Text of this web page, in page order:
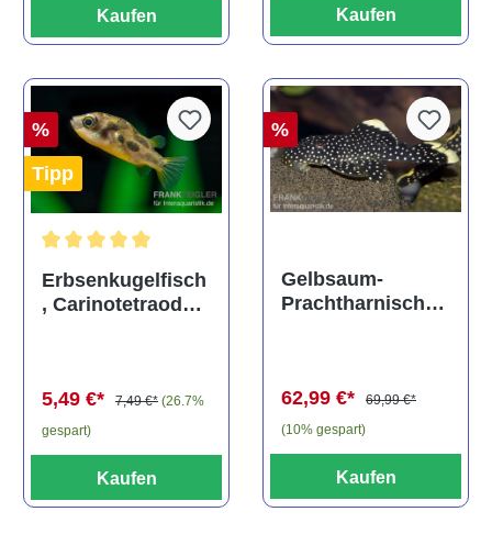
Kaufen Kaufen
%
Tipp
Durchschnittliche Bewertung von 5 von 5 Sternen
Erbsenkugelfisch
, Carinotetraodon
5,49 €* 7,49 €* (26.7%
gespart)
Kaufen
%
Gelbsaum-
Prachtharnischw
62,99 €*
69,99 €*
(10% gespart)
Kaufen